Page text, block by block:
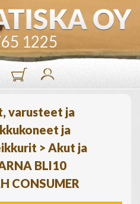
1225
varusteet ja
ja
> Akut ja
BLI10
CONSUMER